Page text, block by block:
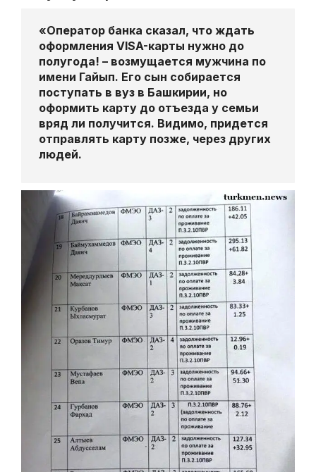
«Оператор банка сказал, что ждать
оформления VISA-карты нужно до
полугода! – возмущается мужчина по
имени Гайып. Его сын собирается
поступать в вуз в Башкирии, но
оформить карту до отъезда у семьи
вряд ли получится. Видимо, придется
отправлять карту позже, через других
людей.